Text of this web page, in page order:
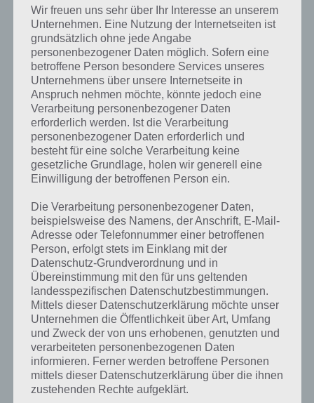
Facebook möglich. Wie genau ihr Dorfleben Küste Nachbarn
hinzufügt, dazu nun mehr.
Geschenke in Dorfleben Küste
Ein Hauptgrund Freunde und Nachbar nin Dorfleben Küste
hinzuzufügen ist die Möglichkeit sich gegenseitig Geschenke zu
schicken. Dort finden sich als Belohnung nicht nur Münzen, sondern
auch andere wertvolle Inhalte. Da Geschenke weder für den Sender
noch für den Empfänger etwas kosten, kann man nicht genug
Nachbarn in der Spiele App haben.
Desweiteren braucht man Dorfleben Küste Nachbarn, um sich
gegenseitig Gegenstände zuschicken, wie bspw. Schrauben, womit
dann wiederum Gebäude gebaut werden können. Aber das wisst ihr
ja selber, wenn ihr nach Dorfleben Küste Nachbarn sucht.
Eure eigene Farm ID finden
Damit ihr Nachbarn in Dorfleben Küste finden könnt, benötigt ihr
erstmal eure Farm ID, die ihr anderen Personen mitteilen müsst.
Diese fügen diese dann hinzu. Gleiches macht ihr mit der Farm ID
eurer Freunde bzw. anderer Personen in Dorfleben Küste aber dazu
später mehr.
Wir freuen uns sehr über Ihr Interesse an unserem
Unternehmen. Eine Nutzung der Internetseiten ist
grundsätzlich ohne jede Angabe
personenbezogener Daten möglich. Sofern eine
betroffene Person besondere Services unseres
Unternehmens über unsere Internetseite in
Anspruch nehmen möchte, könnte jedoch eine
Verarbeitung personenbezogener Daten
erforderlich werden. Ist die Verarbeitung
personenbezogener Daten erforderlich und
besteht für eine solche Verarbeitung keine
gesetzliche Grundlage, holen wir generell eine
Einwilligung der betroffenen Person ein.
Die Verarbeitung personenbezogener Daten,
beispielsweise des Namens, der Anschrift, E-Mail-
Adresse oder Telefonnummer einer betroffenen
Person, erfolgt stets im Einklang mit der
Datenschutz-Grundverordnung und in
Übereinstimmung mit den für uns geltenden
landesspezifischen Datenschutzbestimmungen.
Mittels dieser Datenschutzerklärung möchte unser
Unternehmen die Öffentlichkeit über Art, Umfang
und Zweck der von uns erhobenen, genutzten und
verarbeiteten personenbezogenen Daten
informieren. Ferner werden betroffene Personen
mittels dieser Datenschutzerklärung über die ihnen
zustehenden Rechte aufgeklärt.